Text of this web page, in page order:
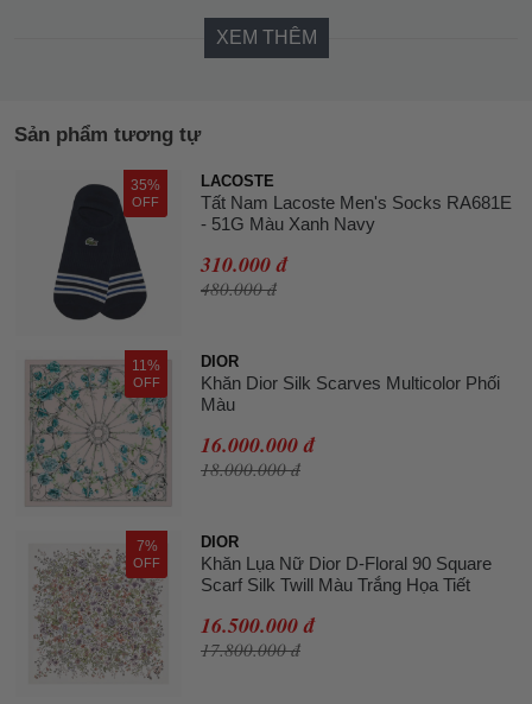
XEM THÊM
Sản phẩm tương tự
35%
OFF
LACOSTE
Tất Nam Lacoste Men's Socks RA681E
- 51G Màu Xanh Navy
310.000 đ
480.000 đ
11%
OFF
DIOR
Khăn Dior Silk Scarves Multicolor Phối
Màu
16.000.000 đ
18.000.000 đ
7%
OFF
DIOR
Khăn Lụa Nữ Dior D-Floral 90 Square
Scarf Silk Twill Màu Trắng Họa Tiết
16.500.000 đ
17.800.000 đ